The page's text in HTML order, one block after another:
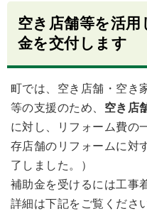
空き店舗等を活
金を交付します
町では、空き店舗・空き
等の支援のため、 空き店
に対し、リフォーム費
存店舗のリフォームに対
了しました。）
補助金を受けるには工事
詳細は下記をご覧くださ